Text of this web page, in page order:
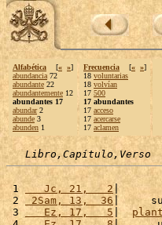
Alfabética [« »]
abundancia 72
abundante 22
abundantemente 12
abundantes 17
abundar2
abunde 3
abunden 1
Frecuencia [« »]
18 voluntarias
18 volvían
17 500
17 abundantes
17 acceso
17 acercarse
17 aclamen
Libro,Capítulo,Verso
1
   Jc, 21,   2
|
2 2Sam, 13,  36 |
3
   Ez, 17,   5
|